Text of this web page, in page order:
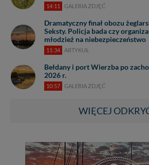
14:11 GALERIA ZDJĘĆ
Dramatyczny finał obozu
Seksty. Policja bada czy
młodzież na niebezpieczeństwo
11:34 ARTYKUŁ
Bełdany i port Wierzba po
2026 r.
10:57 GALERIA ZDJĘĆ
WIĘCEJ